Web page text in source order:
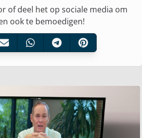
of deel het op sociale media om
ook te bemoedigen!